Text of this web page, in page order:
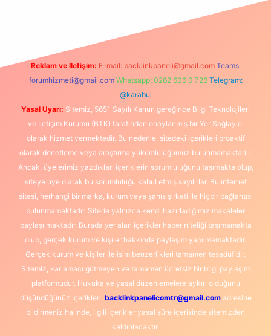
Reklam ve İletişim: E-mail: backlinkpaneli@gmail.com Teams:
forumhizmeti@gmail.com Whatsapp: 0262 606 0 726 Telegram:
@karabul
Yasal Uyarı: Sitemiz, 5651 Sayılı Kanun gereğince Bilgi Teknolojileri
ve İletişim Kurumu (BTK) tarafından onaylanmış bir Yer Sağlayıcı
olarak hizmet vermektedir. Bu nedenle, sitedeki içerikleri proaktif
olarak denetleme veya araştırma yükümlülüğümüz bulunmamaktadır.
Ancak, üyelerimiz yazdıkları içeriklerin sorumluluğunu taşımakta olup,
siteye üye olarak bu sorumluluğu kabul etmiş sayılırlar. Bu internet
sitesi, herhangi bir marka, kurum veya şahıs şirketi ile hiçbir bağlantısı
bulunmamaktadır. Sitede yalnızca kendi hazırladığımız makaleler
paylaşılmaktadır. Burada yer alan içerikler haber niteliği taşımamakta
olup, gerçek kurum ve kişiler hakkında paylaşım yapılmamaktadır.
Gerçek kurum ve kişiler ile isim benzerlikleri tamamen tesadüfidir.
Sitemiz, kar amacı gütmeyen ve tamamen ücretsiz bir bilgi paylaşım
platformudur. Hukuka ve yasal düzenlemelere aykırı olduğunu
düşündüğünüz içerikleri, backlinkpanelicomtr@gmail.comadresine
bildirmeniz halinde, ilgili içerikler yasal süre içerisinde sitemizden
kaldırılacaktır.